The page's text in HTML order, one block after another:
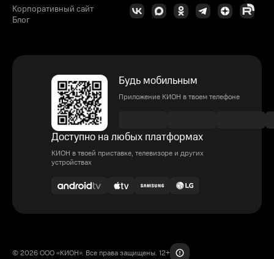
Корпоративный сайт
Блог
Будь мобильным
Приложение КИОН в твоем телефоне
Доступно на любых платформах
КИОН в твоей приставке, телевизоре и других
устройствах
© 2026 ООО «КИОН». Все права защищены. 12+